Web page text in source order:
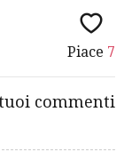
Piace 7
commenti